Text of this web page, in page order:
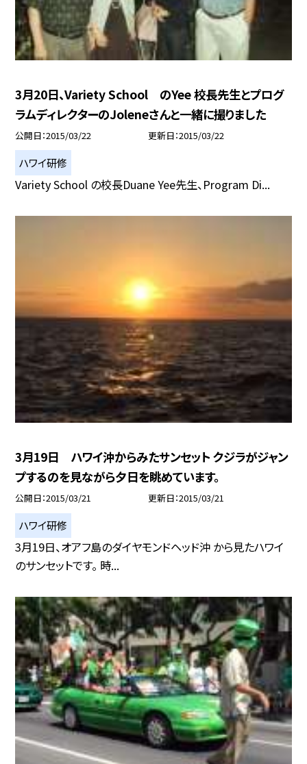
3月20日、Variety School のYee 校長先生とプログ
ラムディレクターのJoleneさんと一緒に撮りました
公開日 2015/03/22 更新日 2015/03/22
ハワイ研修
Variety School の校長Duane Yee先生、Program Di...
3月19日 ハワイ沖からみたサンセット クジラがジャン
プするのを見ながら夕日を眺めています。
公開日 2015/03/21 更新日 2015/03/21
ハワイ研修
3月19日、オアフ島のダイヤモンドヘッド沖 から見たハワイ
のサンセットです。 時...